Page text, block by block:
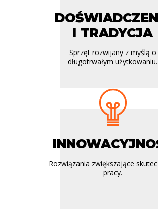
I TRADYCJA
Sprzęt rozwijany z myślą o
długotrwałym użytkowaniu.
Rozwiązania zwiększające
pracy.